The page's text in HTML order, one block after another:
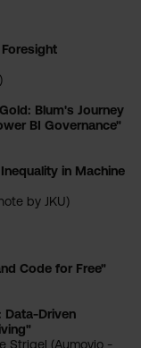
Blum's Journey
BI Governance"
in Machine
by JKU)
Code for Free"
Data-Driven
Strigel (Aumovio -